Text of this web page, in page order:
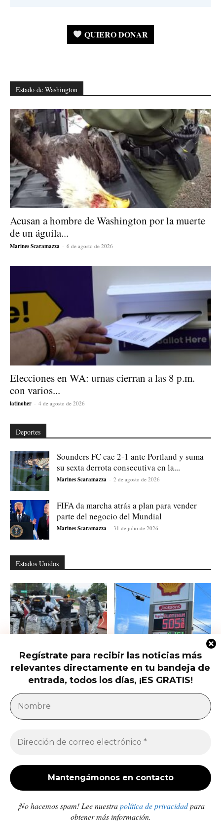
Regístrate para recibir las noticias más
relevantes directamente en tu bandeja de
entrada, todos los días, ¡ES GRATIS!
¡No hacemos spam! Lee nuestrapolítica de privacidadpara
obtener más información.
QUIERO DONAR
Estado de Washington
Acusan a hombre de Washington por la muerte
de un águila...
Marines Scaramazza - 6 de agosto de 2026
Elecciones en WA: urnas cierran a las 8 p.m.
con varios...
latinoher - 4 de agosto de 2026
Deportes
Sounders FC cae 2-1 ante Portland y suma
su sexta derrota consecutiva en la...
Marines Scaramazza - 2 de agosto de 2026
FIFA da marcha atrás a plan para vender
parte del negocio del Mundial
Marines Scaramazza - 31 de julio de 2026
Estados Unidos
Ofrecen 25 millones por el nuevo
líder del CJNG
Las petroleras siguen haciendo su
agosto: El conflicto con Irán
dispara...
América Latina
demócratas de impulsar una campaña contra...
Enfermedades crónicas y diarrea van en aumento
en comunidades afectadas por los sismos en...